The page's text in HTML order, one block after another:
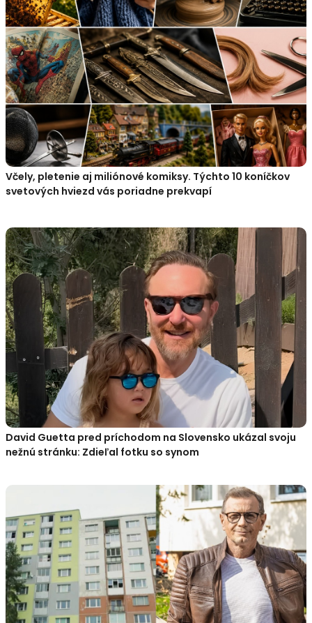
Včely, pletenie aj miliónové komiksy. Týchto 10 koníčkov
svetových hviezd vás poriadne prekvapí
David Guetta pred príchodom na Slovensko ukázal svoju
nežnú stránku: Zdieľal fotku so synom